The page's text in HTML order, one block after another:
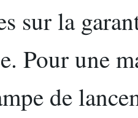
sur la
Pour une
de